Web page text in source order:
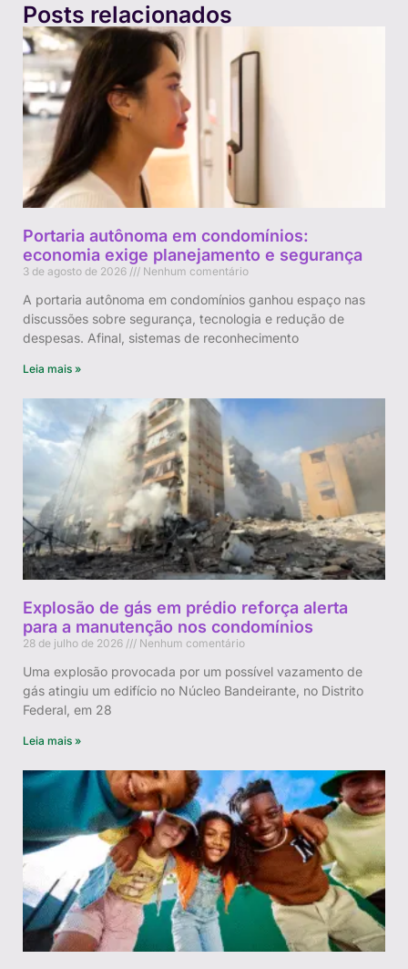
Posts relacionados
Portaria autônoma em condomínios:
economia exige planejamento e segurança
3 de agosto de 2026 Nenhum comentário
A portaria autônoma em condomínios ganhou espaço nas
discussões sobre segurança, tecnologia e redução de
despesas. Afinal, sistemas de reconhecimento
Leia mais »
Explosão de gás em prédio reforça alerta
para a manutenção nos condomínios
28 de julho de 2026 Nenhum comentário
Uma explosão provocada por um possível vazamento de
gás atingiu um edifício no Núcleo Bandeirante, no Distrito
Federal, em 28
Leia mais »